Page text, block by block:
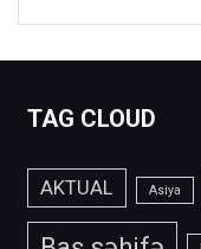
TAG CLOUD
AKTUAL Asiya